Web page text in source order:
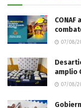
07/08/
amplio
07/08/